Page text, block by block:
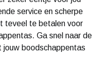
service en scherpe
teveel te betalen voor
Ga snel naar de
boodschappentas